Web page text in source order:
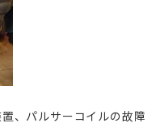
、パルサーコイルの故障